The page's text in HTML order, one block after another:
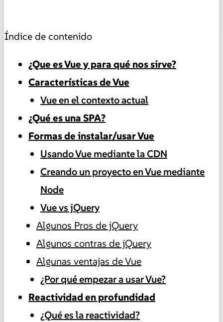
Índice de contenido
¿Que es Vue y para qué nos sirve?
Características de Vue
Vue en el contexto actual
¿Qué es una SPA?
Formas de instalar/usar Vue
Usando Vue mediante la CDN
Creando un proyecto en Vue mediante
Node
Vue vs jQuery
Algunos Pros de jQuery
Algunos contras de jQuery
Algunas ventajas de Vue
¿Por qué empezar a usar Vue?
Reactividad en profundidad
¿Qué es la reactividad?